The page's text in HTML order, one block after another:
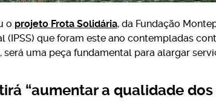
o projeto Frota Solidária, da Fundação
(IPSS) que foram este ano contempladas
será uma peça fundamental para alargar
“aumentar a qualidade dos